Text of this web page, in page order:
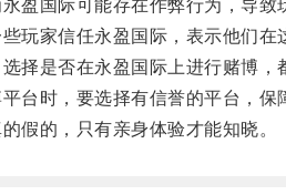
国际可能存在作弊行为，导致
家信任永盈国际，表示他们在
是否在永盈国际上进行赌博，
时，要选择有信誉的平台，保
的，只有亲身体验才能知晓。